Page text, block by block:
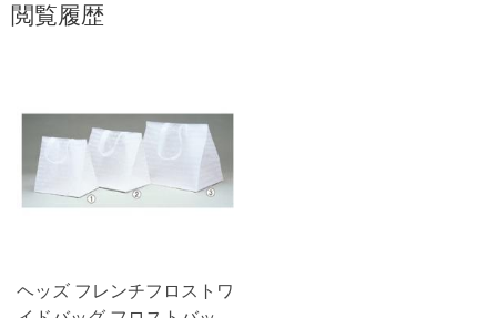
閲覧履歴
ヘッズ フレンチフロストワ